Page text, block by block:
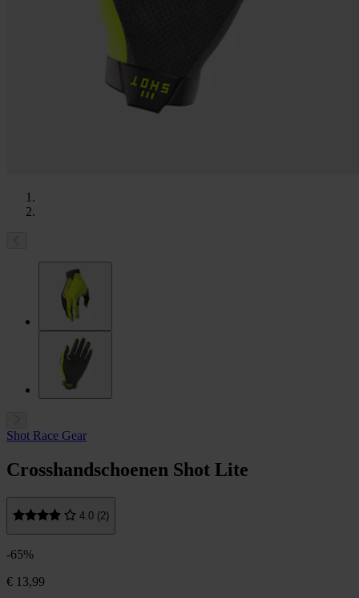
Shot Race Gear
Crosshandschoenen Shot Lite
4.0 (2)
-65%
€ 13,99